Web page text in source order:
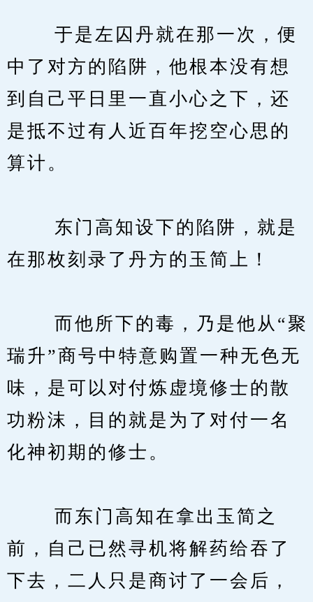
于是左囚丹就在那一次，便
中了对方的陷阱，他根本没有想
到自己平日里一直小心之下，还
是抵不过有人近百年挖空心思的
算计。
东门高知设下的陷阱，就是
在那枚刻录了丹方的玉简上！
而他所下的毒，乃是他从“聚
瑞升”商号中特意购置一种无色无
味，是可以对付炼虚境修士的散
功粉沫，目的就是为了对付一名
化神初期的修士。
而东门高知在拿出玉简之
前，自己已然寻机将解药给吞了
下去，二人只是商讨了一会后，